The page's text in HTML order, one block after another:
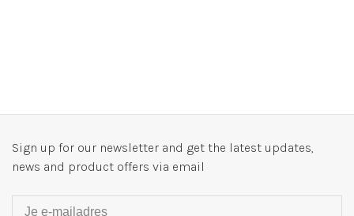
Sign up for our newsletter and get the latest updates,
news and product offers via email